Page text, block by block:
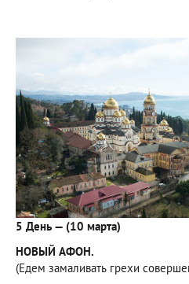
5 День — (10 марта)
НОВЫЙ АФОН.
(Едем замаливать грехи